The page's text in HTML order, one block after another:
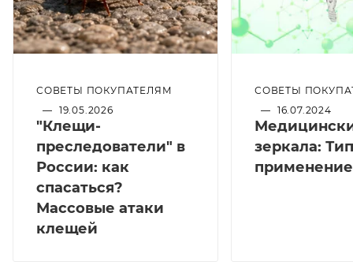
СОВЕТЫ ПОКУПАТЕЛЯМ
— 19.05.2026
"Клещи-
преследователи" в
России: как
спасаться?
Массовые атаки
клещей
СОВЕТЫ
— 16.07.2024
зеркала:
применение